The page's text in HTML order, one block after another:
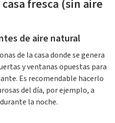
fresca (sin aire
de aire natural
de la casa donde se genera
y ventanas opuestas para
Es recomendable hacerlo
del día, por ejemplo, a
la noche.